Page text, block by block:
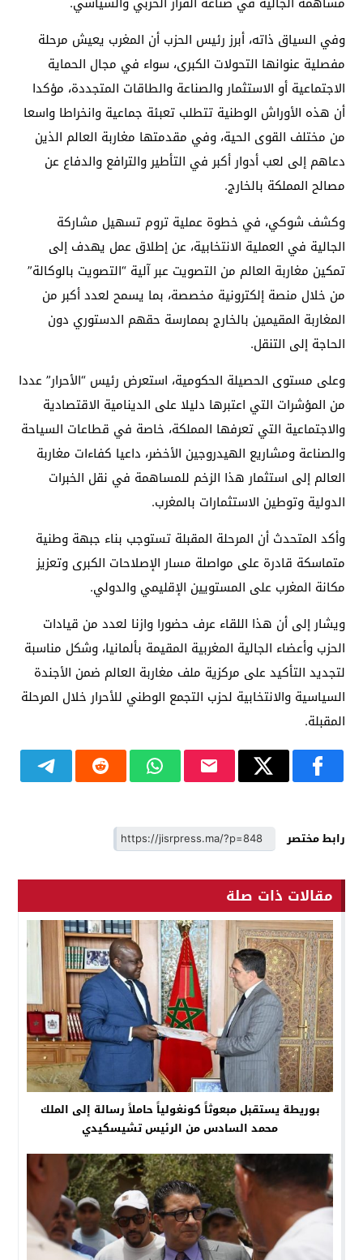
وفي السياق ذاته، أبرز رئيس الحزب أن المغرب يعيش مرحلة
مفصلية عنوانها التحولات الكبرى، سواء في مجال الحماية
الاجتماعية أو الاستثمار والصناعة والطاقات المتجددة، مؤكدا
أن هذه الأوراش الوطنية تتطلب تعبئة جماعية وانخراطا واسعا
من مختلف القوى الحية، وفي مقدمتها مغاربة العالم الذين
دعاهم إلى لعب أدوار أكبر في التأطير والترافع والدفاع عن
مصالح المملكة بالخارج.
وكشف شوكي، في خطوة عملية تروم تسهيل مشاركة
الجالية في العملية الانتخابية، عن إطلاق عمل يهدف إلى
تمكين مغاربة العالم من التصويت عبر آلية “التصويت بالوكالة”
من خلال منصة إلكترونية مخصصة، بما يسمح لعدد أكبر من
المغاربة المقيمين بالخارج بممارسة حقهم الدستوري دون
الحاجة إلى التنقل.
وعلى مستوى الحصيلة الحكومية، استعرض رئيس “الأحرار” عددا
من المؤشرات التي اعتبرها دليلا على الدينامية الاقتصادية
والاجتماعية التي تعرفها المملكة، خاصة في قطاعات السياحة
والصناعة ومشاريع الهيدروجين الأخضر، داعيا كفاءات مغاربة
العالم إلى استثمار هذا الزخم للمساهمة في نقل الخبرات
الدولية وتوطين الاستثمارات بالمغرب.
وأكد المتحدث أن المرحلة المقبلة تستوجب بناء جبهة وطنية
متماسكة قادرة على مواصلة مسار الإصلاحات الكبرى وتعزيز
مكانة المغرب على المستويين الإقليمي والدولي.
ويشار إلى أن هذا اللقاء عرف حضورا وازنا لعدد من قيادات
الحزب وأعضاء الجالية المغربية المقيمة بألمانيا، وشكل مناسبة
لتجديد التأكيد على مركزية ملف مغاربة العالم ضمن الأجندة
السياسية والانتخابية لحزب التجمع الوطني للأحرار خلال المرحلة
المقبلة.
رابط مختصر
مقالات ذات صلة
بوريطة يستقبل مبعوثاً كونغولياً حاملاً رسالة إلى الملك
محمد السادس من الرئيس تشيسكيدي